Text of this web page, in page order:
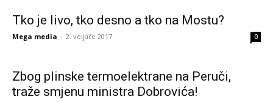
Tko je livo, tko desno a tko na Mostu?
Mega media - 2. veljače 2017. 0
Zbog plinske termoelektrane na Peruči,
traže smjenu ministra Dobrovića!